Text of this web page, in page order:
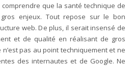
que la santé technique de
enjeux. Tout repose sur le bon
web. De plus, il serait insensé de
et de qualité en réalisant de gros
pas au point techniquement et ne
des internautes et de Google. Ne